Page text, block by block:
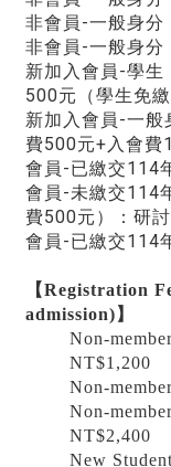
非會員-一般身分
非會員-一般身分
新加入會員-學
500元（學生免
新加入會員-一般
費500元+入會費
會員-已繳交114
會員-未繳交114
費500元）：研
會員-已繳交114
【Registration
admission)】
Non-
NT$1,200
Non-
Non-
NT$2,400
New